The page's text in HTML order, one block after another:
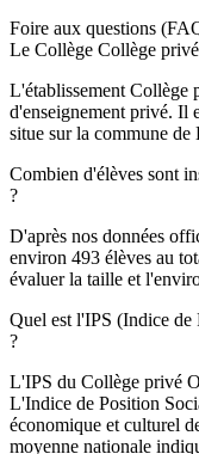
Foire aux questions
Le Collège Collège
L'établissement Collège
d'enseignement privé. Il
situe sur la commune
Combien d'élèves sont
?
D'après nos données
environ 493 élèves au
évaluer la taille et
Quel est l'IPS (Indice
?
L'IPS du Collège privé
L'Indice de Position
économique et culturel
moyenne nationale